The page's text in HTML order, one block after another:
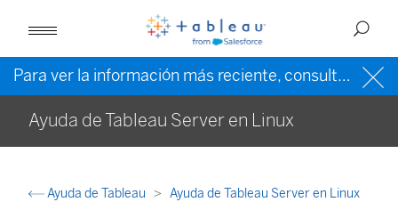
Para ver la información más reciente, consulte la
Ayuda de Tableau Server en Linux
Ayuda de Tableau
Ayuda de Tableau Server en Linux